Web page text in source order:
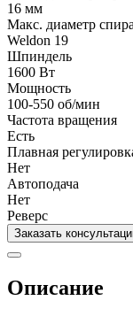
16 мм
Макс. диаметр
Weldon 19
Шпиндель
1600 Вт
Мощность
100-550 об/мин
Частота вращения
Есть
Плавная
Нет
Автоподача
Нет
Реверс
Заказать
Описание